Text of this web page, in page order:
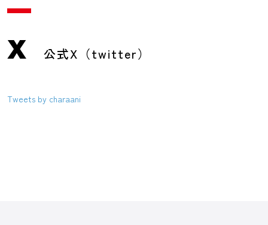
X 公式X（twitter）
Tweets by charaani